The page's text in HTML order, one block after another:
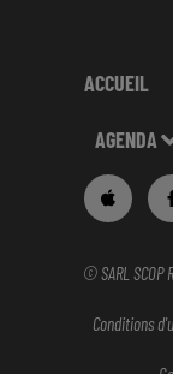
ACCUEIL
AGENDA
© SARL SCOP
Conditions